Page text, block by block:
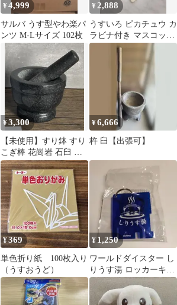
¥4,999
サルバ うす型やわ楽パ
ンツ M-Lサイズ 102枚
¥ 2,888
うすいろ ピカチュウ カ
ラビナ付き マスコット
うすチュウ ぽこあポケ
¥3,300
【未使用】すり鉢 すり
こぎ棒 花崗岩 石臼 ス
パイス クロックヒン 乳
鉢 M40
¥6,666
杵 臼【出張可】
¥369
単色折り紙 100枚入り
（うすおうど）
¥ 1,250
ワールドダイスター し
りうす湯 ロッカーキー
ホルダー 未開封品